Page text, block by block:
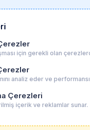
Düşünme
için gerekli olan
analiz eder ve
Çerezleri
içerik ve reklamlar sunar.